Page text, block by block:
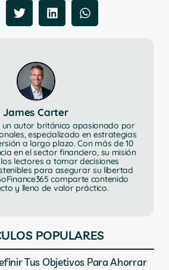
James Carter
un autor británico apasionado por
especializado en estrategias
a largo plazo. Con más de 10
en el sector financiero, su misión
lectores a tomar decisiones
para asegurar su libertad
comparte contenido
y lleno de valor práctico.
POPULARES
Tus Objetivos Para Ahorrar